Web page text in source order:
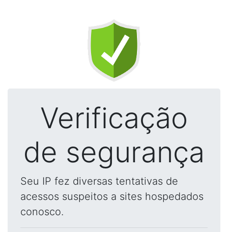
Verificação
de segurança
Seu IP fez diversas tentativas de
acessos suspeitos a sites hospedados
conosco.